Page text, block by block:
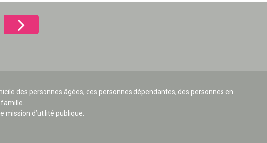
des personnes âgées, des personnes dépendantes, des personnes en
mission d’utilité publique.